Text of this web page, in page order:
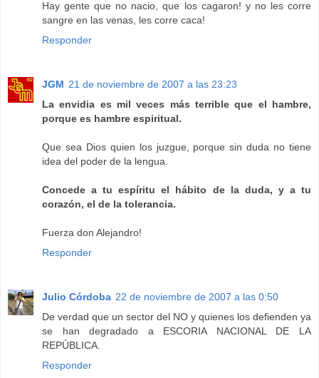
Hay gente que no nacio, que los cagaron! y no les corre
sangre en las venas, les corre caca!
Responder
JGM 21 de noviembre de 2007 a las 23:23
La envidia es mil veces más terrible que el hambre,
porque es hambre espiritual.
Que sea Dios quien los juzgue, porque sin duda no tiene
idea del poder de la lengua.
Concede a tu espíritu el hábito de la duda, y a tu
corazón, el de la tolerancia.
Fuerza don Alejandro!
Responder
Julio Córdoba 22 de noviembre de 2007 a las 0:50
De verdad que un sector del NO y quienes los defienden ya
se han degradado a ESCORIA NACIONAL DE LA
REPÚBLICA.
Responder